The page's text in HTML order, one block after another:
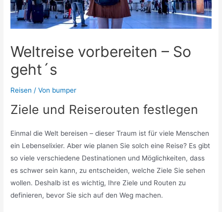
Weltreise vorbereiten – So
geht´s
Reisen / Von bumper
Ziele und Reiserouten festlegen
Einmal die Welt bereisen – dieser Traum ist für viele Menschen
ein Lebenselixier. Aber wie planen Sie solch eine Reise? Es gibt
so viele verschiedene Destinationen und Möglichkeiten, dass
es schwer sein kann, zu entscheiden, welche Ziele Sie sehen
wollen. Deshalb ist es wichtig, Ihre Ziele und Routen zu
definieren, bevor Sie sich auf den Weg machen.